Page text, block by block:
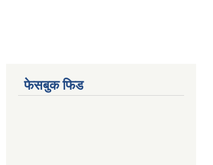
फेसबुक फिड